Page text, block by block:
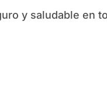
y saludable en